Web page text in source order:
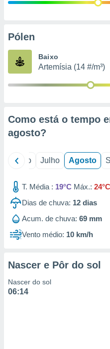
e
de
Pólen
Baixo
Artemísia (14 #/m³)
Como está o tempo
agosto?
Junho Julho Agosto
T. Média : 19°C Máx.: 24°C
Dias de chuva: 12 dias
Acum. de chuva: 69 mm
Vento médio: 10 km/h
Nascer e Pôr do sol
Nascer do sol
06:14